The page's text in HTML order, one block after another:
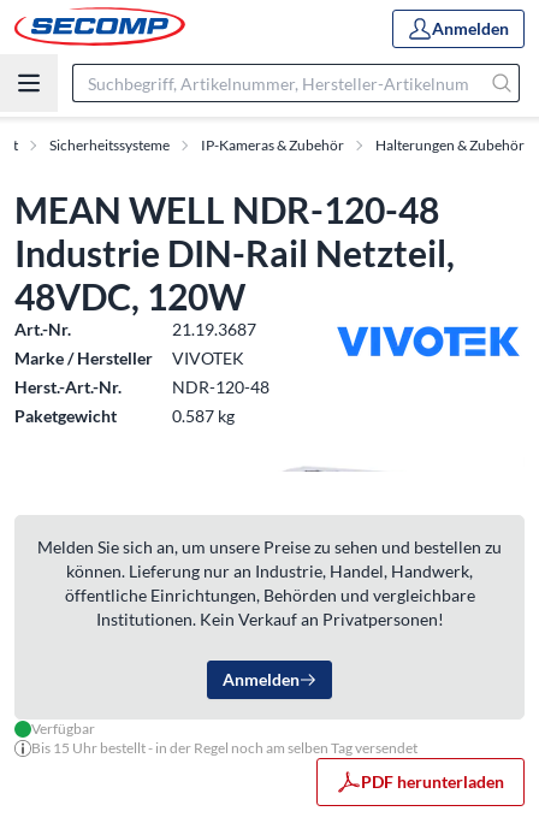
Anmelden
Sicherheitssysteme IP-Kameras & Zubehör Halterungen & Zubehör
MEAN WELL NDR-120-48
Industrie DIN-Rail Netzteil,
48VDC, 120W
Art.-Nr.
21.19.3687
Marke / Hersteller
VIVOTEK
Herst.-Art.-Nr.
NDR-120-48
Paketgewicht
0.587 kg
Melden Sie sich an, um unsere Preise zu sehen und bestellen zu
können. Lieferung nur an Industrie, Handel, Handwerk,
öffentliche Einrichtungen, Behörden und vergleichbare
Institutionen. Kein Verkauf an Privatpersonen!
Anmelden
Verfügbar
Bis 15 Uhr bestellt - in der Regel noch am selben Tag versendet
PDF herunterladen